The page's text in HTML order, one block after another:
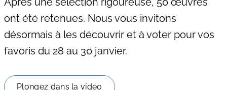
ont été retenues. Nous vous invitons
désormais à les découvrir et à voter pour vos
favoris du 28 au 30 janvier.
Plongez dans la vidéo